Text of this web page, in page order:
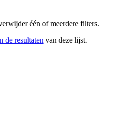
één of meerdere filters.
de resultaten van deze lijst.